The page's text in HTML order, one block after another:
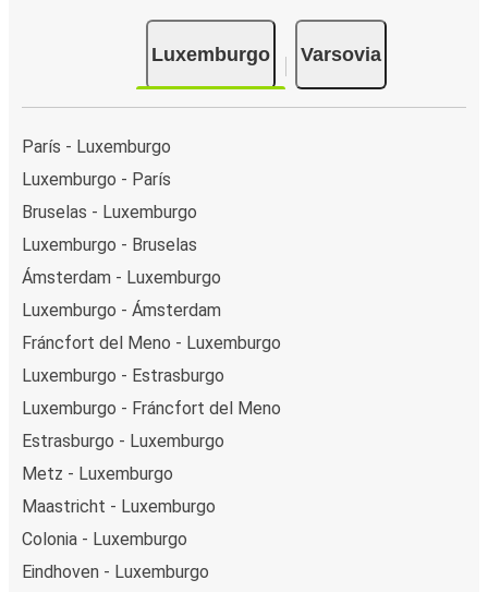
Luxemburgo Varsovia
París - Luxemburgo
Luxemburgo - París
Bruselas - Luxemburgo
Luxemburgo - Bruselas
Ámsterdam - Luxemburgo
Luxemburgo - Ámsterdam
Fráncfort del Meno - Luxemburgo
Luxemburgo - Estrasburgo
Luxemburgo - Fráncfort del Meno
Estrasburgo - Luxemburgo
Metz - Luxemburgo
Maastricht - Luxemburgo
Colonia - Luxemburgo
Eindhoven - Luxemburgo